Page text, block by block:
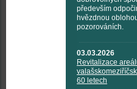
především
hvězdnou
pozorováních.
03.03.2026
Revitalizace
60 letech